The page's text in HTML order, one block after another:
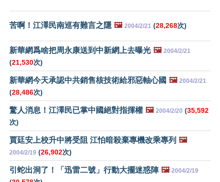
苦啊！江澤民南巡有難言之隱 🖼️ 2004/2/21 (28,268次)
新華網爲啥把周永康送到中新網上去曝光 🖼️ 2004/2/21
(21,530次)
新華網今天承認中共銷售核技術給邪惡軸心國 🖼️ 2004/2/21
(28,486次)
驚人消息！江澤民已掌中國絕對指揮權 🖼️ 2004/2/20 (35,592
次)
賈廷安上校升中將受阻 江怕暗殺棄專機改乘專列 🖼️
2004/2/19 (26,902次)
引蛇出洞了！「迅雷二號」行動大擺迷惑陣 🖼️ 2004/2/19